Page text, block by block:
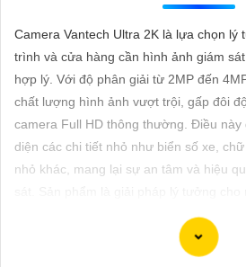
TƯ
VẤN
LẮP
ĐẶT
Camera Vantech Ultra 2K là lựa chọn lý
trình và cửa hàng cần hình ảnh giám
hợp lý. Với độ phân giải từ 2MP đến
chất lượng hình ảnh vượt trội, gấp đôi
camera Full HD thông thường. Điều này
diện các chi tiết nhỏ như biển số xe,
nhỏ khác, mang lại sự an tâm và hiệu